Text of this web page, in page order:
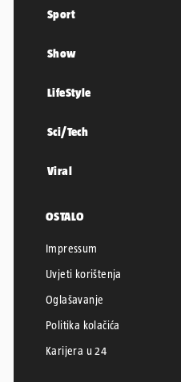
Sport
Show
LifeStyle
Sci/Tech
Viral
OSTALO
Impressum
Uvjeti korištenja
Oglašavanje
Politika kolačića
Karijera u 24